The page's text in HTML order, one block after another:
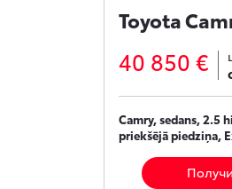
Toyota
40 850 €
Camry, sedans, 2.5
priekšējā piedziņa,